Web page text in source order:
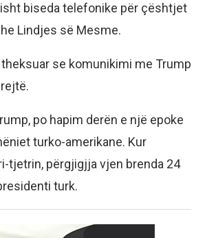
biseda telefonike për çështjet
Lindjes së Mesme.
theksuar se komunikimi me Trump
po hapim derën e një epoke
turko-amerikane. Kur
tjetrin, përgjigjja vjen brenda 24
turk.